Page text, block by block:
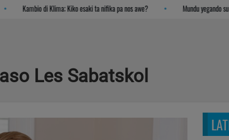
Kambio di Klima; Kiko esaki ta nifika pa nos awe? Mundu yegando su
Les Sabatskol